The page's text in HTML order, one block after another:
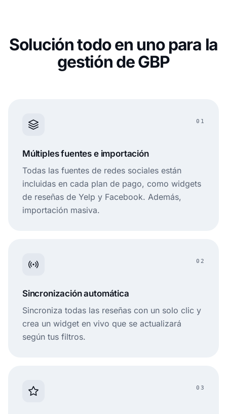
Solución todo en uno para la
gestión de GBP
01
Múltiples fuentes e importación
Todas las fuentes de redes sociales están
incluidas en cada plan de pago, como widgets
de reseñas de Yelp y Facebook. Además,
importación masiva.
02
Sincronización automática
Sincroniza todas las reseñas con un solo clic y
crea un widget en vivo que se actualizará
según tus filtros.
03